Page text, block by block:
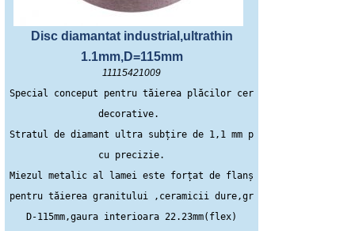
Disc diamantat industrial,ultrathin
1.1mm,D=115mm
11115421009
Special conceput pentru tăierea plăcilor ceramice cu elemente
decorative.
Stratul de diamant ultra subțire de 1,1 mm permite tăierea
cu precizie.
Miezul metalic al lamei este forțat de flanșă, deci este bun
pentru tăierea granitului ,ceramicii dure,gresie potelanata
D-115mm,gaura interioara 22.23mm(flex)